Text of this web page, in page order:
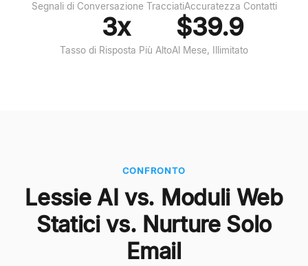
Segnali di Conversazione TracciatiAccuratezza Contatti
3x
Tasso di Risposta Più Alto
$39.9
Al Mese, Illimitato
CONFRONTO
Lessie AI vs. Moduli Web
Statici vs. Nurture Solo
Email